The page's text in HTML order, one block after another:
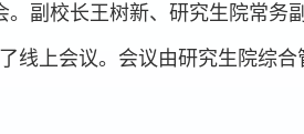
副校长王树新、研究生院常务副
线上会议。会议由研究生院综合